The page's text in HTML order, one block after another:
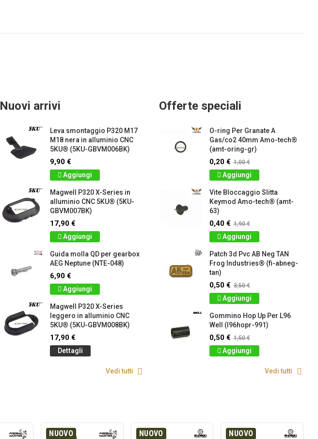
Nuovi arrivi
Leva smontaggio P320 M17
M18 nera in alluminio CNC
5KU® (5KU-GBVM006BK)
9,90 €
Aggiungi
Magwell P320 X-Series in
alluminio CNC 5KU® (5KU-
GBVM007BK)
17,90 €
Aggiungi
Guida molla QD per gearbox
AEG Neptune (NTE-048)
6,90 €
Aggiungi
Magwell P320 X-Series
leggero in alluminio CNC
5KU® (5KU-GBVM008BK)
17,90 €
Dettagli
Vedi tutti
Offerte speciali
O-ring Per Granate A
Gas/co2 40mm Amo-tech®
(amt-oring-gr)
0,20 € 1,00 €
Aggiungi
Vite Bloccaggio Slitta
Keymod Amo-tech® (amt-
63)
0,40 € 1,90 €
Aggiungi
Patch 3d Pvc AB Neg TAN
Frog Industries® (fi-abneg-
tan)
0,50 € 3,50 €
Aggiungi
Gommino Hop Up Per L96
Well (l96hopr-991)
0,50 € 1,50 €
Aggiungi
Vedi tutti
NUOVO NUOVO NUOVO